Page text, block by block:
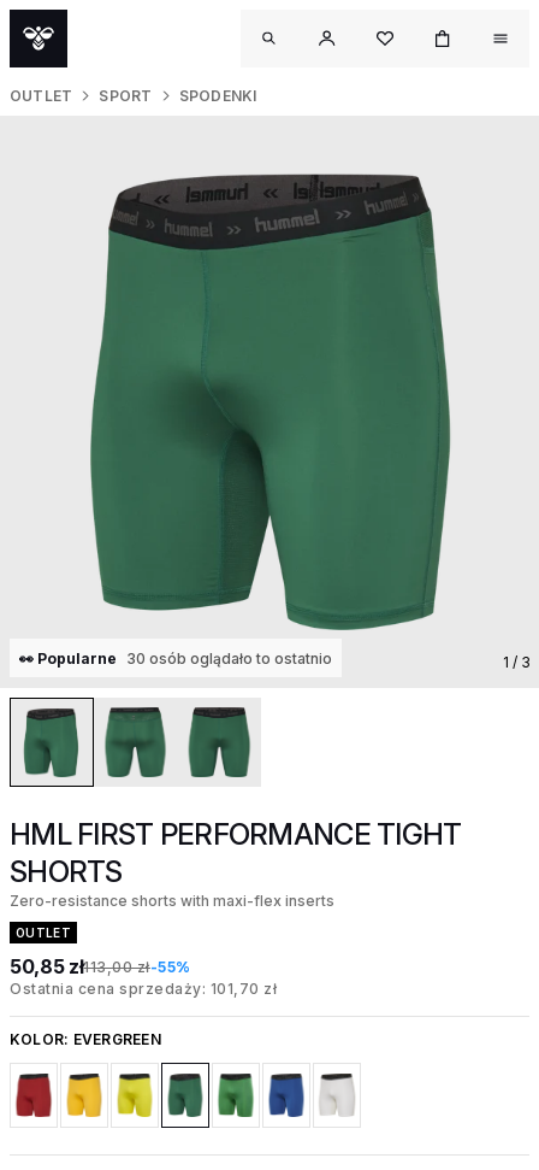
OUTLET SPORT SPODENKI
👀 Popularne 30 osób oglądało to ostatnio 1 / 3
HML FIRST PERFORMANCE TIGHT
SHORTS
Zero-resistance shorts with maxi-flex inserts
OUTLET
50,85 zł113,00 zł-55%
Ostatnia cena sprzedaży: 101,70 zł
KOLOR: EVERGREEN